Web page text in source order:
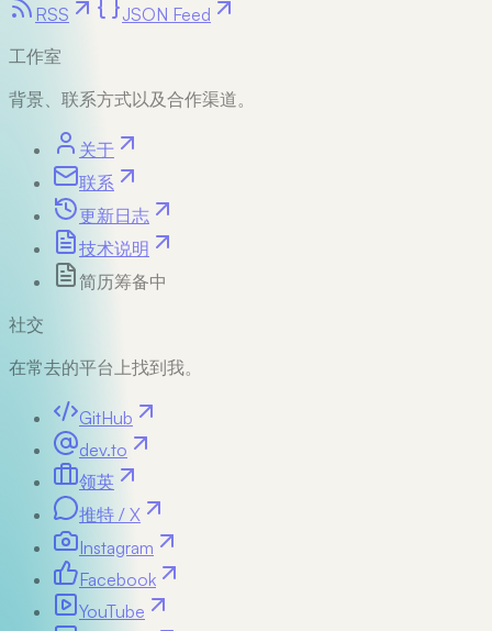
RSS
JSON Feed
工作室
背景、联系方式以及合作渠道。
关于
联系
更新日志
技术说明
简历筹备中
社交
在常去的平台上找到我。
GitHub
dev.to
领英
推特 / X
Instagram
Facebook
YouTube